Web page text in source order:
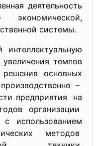
деятельность
системы.
интеллектуальную
темпов
решения основных
–
предприятия на
организации
с использованием
методов